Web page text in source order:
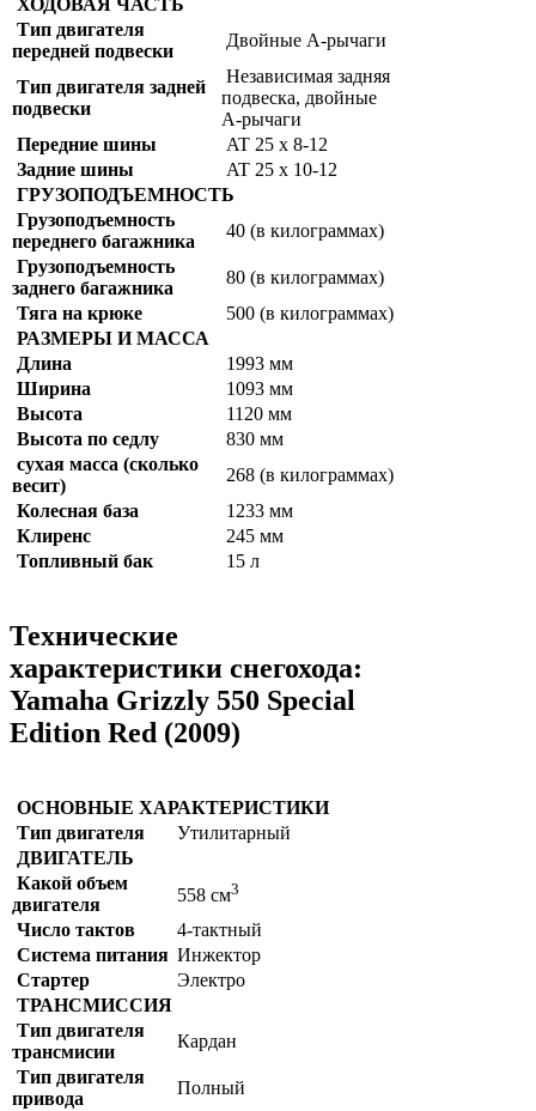
ХОДОВАЯ ЧАСТЬ
Тип двигателя
передней подвески
Двойные А-рычаги
Тип двигателя задней
подвески
Независимая задняя
подвеска, двойные
А-рычаги
Передние шины
AT 25 x 8-12
Задние шины
AT 25 x 10-12
ГРУЗОПОДЪЕМНОСТЬ
Грузоподъемность
переднего багажника
40 (в килограммах)
Грузоподъемность
заднего багажника
80 (в килограммах)
Тяга на крюке
500 (в килограммах)
РАЗМЕРЫ И МАССА
Длина
1993 мм
Ширина
1093 мм
Высота
1120 мм
Высота по седлу
830 мм
сухая масса (сколько
весит)
268 (в килограммах)
Колесная база
1233 мм
Клиренс
245 мм
Топливный бак
15 л
Технические
характеристики снегохода:
Yamaha Grizzly 550 Special
Edition Red (2009)
ОСНОВНЫЕ ХАРАКТЕРИСТИКИ
Тип двигателя
Утилитарный
ДВИГАТЕЛЬ
Какой объем
двигателя
558 см3
Число тактов
4-тактный
Система питания Инжектор
Стартер
Электро
ТРАНСМИССИЯ
Тип двигателя
трансмисии
Кардан
Тип двигателя
привода
Полный